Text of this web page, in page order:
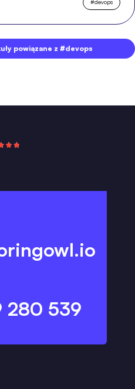
#devops
powiązane z #devops
280 539